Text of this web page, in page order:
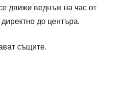
движи веднъж на час от
до центъра.
същите.